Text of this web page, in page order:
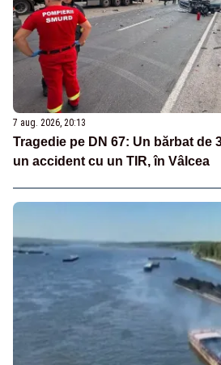
7 aug. 2026, 20:13
Tragedie pe DN 67: Un bărbat de
un accident cu un TIR, în Vâlcea